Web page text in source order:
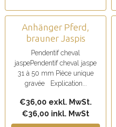
Anhänger Pferd,
brauner Jaspis
Pendentif cheval
jaspePendentif cheval jaspe
31 à 50 mm Pièce unique
gravée Explication...
€36,00 exkl. MwSt.
€36,00 inkl. MwSt